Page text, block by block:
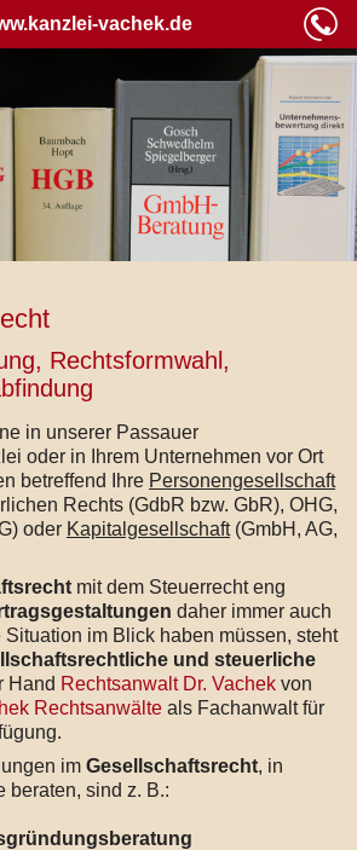
vachek.de
Rechtsformwahl,
in unserer Passauer
oder in Ihrem Unternehmen vor Ort
betreffend Ihre Personengesellschaft
Rechts (GdbR bzw. GbR), OHG,
oder Kapitalgesellschaft(GmbH, AG,
mit dem Steuerrecht eng
daher immer auch
im Blick haben müssen, steht
und steuerliche
Hand Rechtsanwalt Dr. Vachek von
Rechtsanwälte als Fachanwalt für
im Gesellschaftsrecht, in
beraten, sind z. B.: